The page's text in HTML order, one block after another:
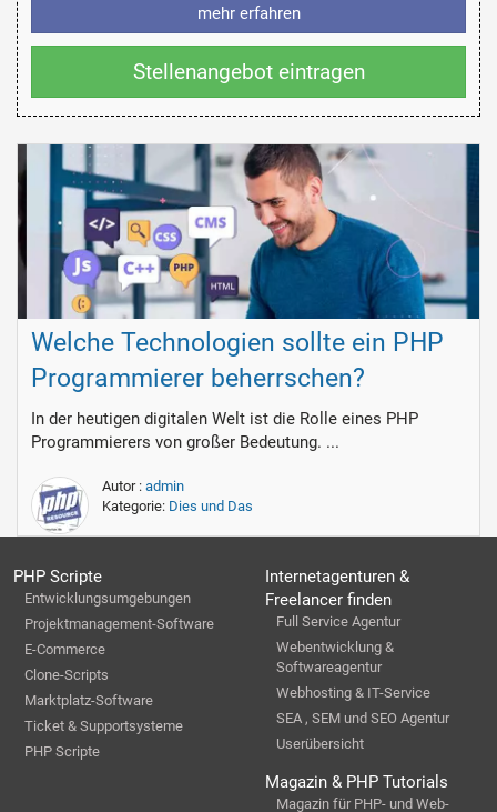
mehr erfahren
Stellenangebot eintragen
Welche Technologien sollte ein PHP
Programmierer beherrschen?
In der heutigen digitalen Welt ist die Rolle eines PHP
Programmierers von großer Bedeutung. ...
Autor : admin
Kategorie: Dies und Das
PHP Scripte
Entwicklungsumgebungen
Projektmanagement-Software
E-Commerce
Clone-Scripts
Marktplatz-Software
Ticket & Supportsysteme
PHP Scripte
Internetagenturen &
Freelancer finden
Full Service Agentur
Webentwicklung &
Softwareagentur
Webhosting & IT-Service
SEA , SEM und SEO Agentur
Userübersicht
Magazin & PHP Tutorials
Magazin für PHP- und Web-